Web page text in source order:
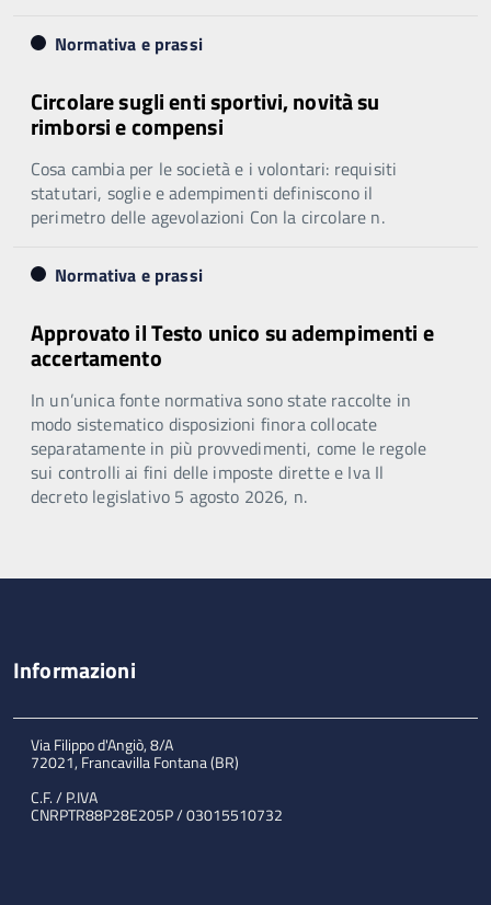
Normativa e prassi
Circolare sugli enti sportivi, novità su
rimborsi e compensi
Cosa cambia per le società e i volontari: requisiti
statutari, soglie e adempimenti definiscono il
perimetro delle agevolazioni Con la circolare n.
Normativa e prassi
Approvato il Testo unico su adempimenti e
accertamento
In un’unica fonte normativa sono state raccolte in
modo sistematico disposizioni finora collocate
separatamente in più provvedimenti, come le regole
sui controlli ai fini delle imposte dirette e Iva Il
decreto legislativo 5 agosto 2026, n.
Informazioni
Via Filippo d'Angiò, 8/A
72021, Francavilla Fontana (BR)
C.F. / P.IVA
CNRPTR88P28E205P / 03015510732